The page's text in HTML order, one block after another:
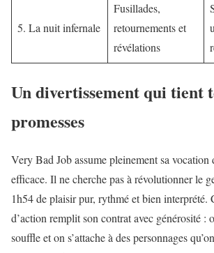
5. La nuit infernale
Fusillades,
retournements et
révélations
Un divertissement qui tient
promesses
Very Bad Job assume pleinement sa vocation
efficace. Il ne cherche pas à révolutionner le
1h54 de plaisir pur, rythmé et bien interprété.
d’action remplit son contrat avec générosité :
souffle et on s’attache à des personnages